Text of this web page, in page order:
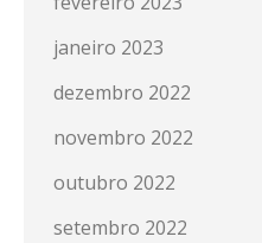
janeiro 2023
dezembro 2022
novembro 2022
outubro 2022
setembro 2022